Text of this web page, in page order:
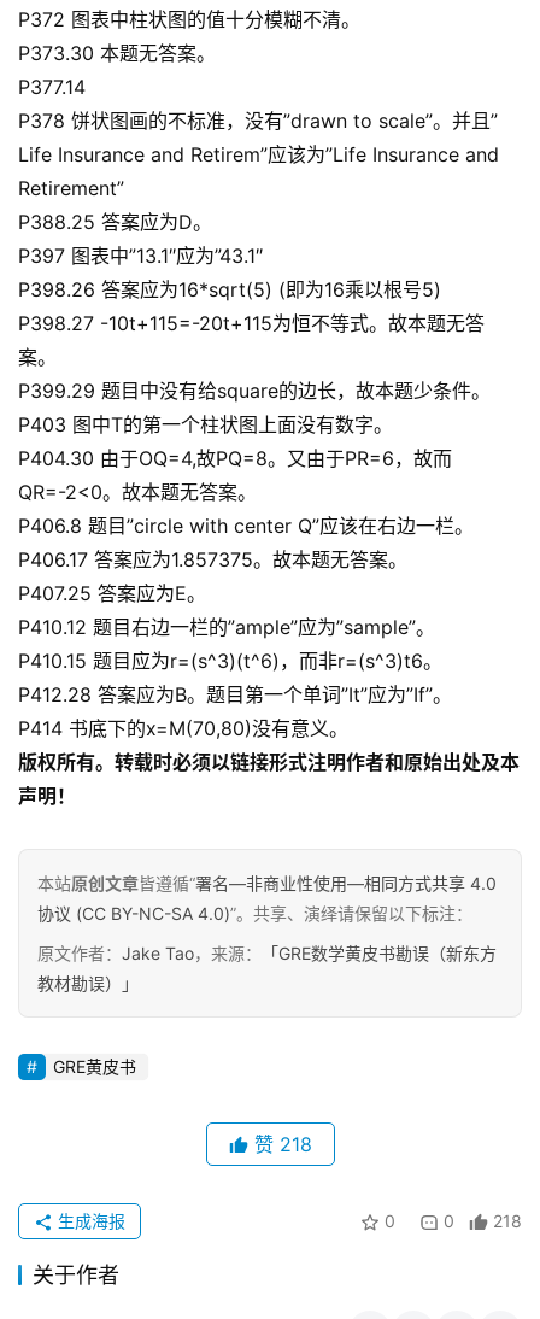
P372 图表中柱状图的值十分模糊不清。
P373.30 本题无答案。
P377.14
P378 饼状图画的不标准，没有”drawn to scale”。并且”
Life Insurance and Retirem”应该为”Life Insurance and
Retirement”
P388.25 答案应为D。
P397 图表中”13.1″应为”43.1″
P398.26 答案应为16*sqrt(5) (即为16乘以根号5)
P398.27 -10t+115=-20t+115为恒不等式。故本题无答
案。
P399.29 题目中没有给square的边长，故本题少条件。
P403 图中T的第一个柱状图上面没有数字。
P404.30 由于OQ=4,故PQ=8。又由于PR=6，故而
QR=-2<0。故本题无答案。
P406.8 题目”circle with center Q”应该在右边一栏。
P406.17 答案应为1.857375。故本题无答案。
P407.25 答案应为E。
P410.12 题目右边一栏的”ample”应为”sample”。
P410.15 题目应为r=(s^3)(t^6)，而非r=(s^3)t6。
P412.28 答案应为B。题目第一个单词”It”应为”If”。
P414 书底下的x=M(70,80)没有意义。
版权所有。转载时必须以链接形式注明作者和原始出处及本
声明！
本站原创文章皆遵循“署名—非商业性使用—相同方式共享 4.0
协议 (CC BY-NC-SA 4.0)”。共享、演绎请保留以下标注：
原文作者： Jake Tao，来源：
「GRE数学黄皮书勘误（新东方
教材勘误）」
GRE黄皮书
赞 218
0 0 218
生成海报
关于作者